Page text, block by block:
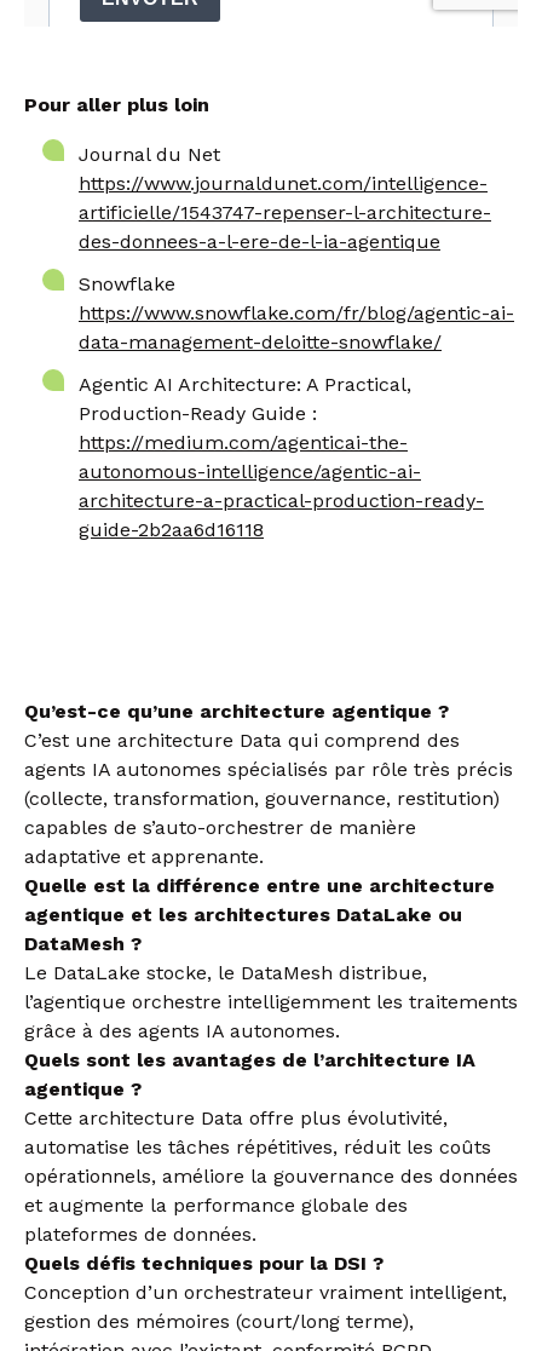
Pour aller plus loin
Journal du Net
https://www.journaldunet.com/intelligence-
artificielle/1543747-repenser-l-architecture-
des-donnees-a-l-ere-de-l-ia-agentique
Snowflake
https://www.snowflake.com/fr/blog/agentic-ai-
data-management-deloitte-snowflake/
Agentic AI Architecture: A Practical,
Production-Ready Guide :
https://medium.com/agenticai-the-
autonomous-intelligence/agentic-ai-
architecture-a-practical-production-ready-
guide-2b2aa6d16118
Qu’est-ce qu’une architecture agentique ?
C’est une architecture Data qui comprend des
agents IA autonomes spécialisés par rôle très précis
(collecte, transformation, gouvernance, restitution)
capables de s’auto-orchestrer de manière
adaptative et apprenante.
Quelle est la différence entre une architecture
agentique et les architectures DataLake ou
DataMesh ?
Le DataLake stocke, le DataMesh distribue,
l’agentique orchestre intelligemment les traitements
grâce à des agents IA autonomes.
Quels sont les avantages de l’architecture IA
agentique ?
Cette architecture Data offre plus évolutivité,
automatise les tâches répétitives, réduit les coûts
opérationnels, améliore la gouvernance des données
et augmente la performance globale des
plateformes de données.
Quels défis techniques pour la DSI ?
Conception d’un orchestrateur vraiment intelligent,
gestion des mémoires (court/long terme),